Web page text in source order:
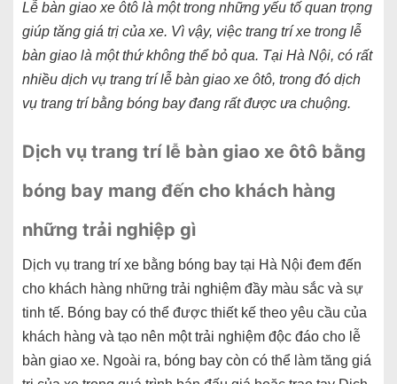
Lễ bàn giao xe ôtô là một trong những yếu tố quan trọng
giúp tăng giá trị của xe. Vì vậy, việc trang trí xe trong lễ
bàn giao là một thứ không thể bỏ qua. Tại Hà Nội, có rất
nhiều dịch vụ trang trí lễ bàn giao xe ôtô, trong đó dịch
vụ trang trí bằng bóng bay đang rất được ưa chuộng.
Dịch vụ trang trí lễ bàn giao xe ôtô bằng
bóng bay mang đến cho khách hàng
những trải nghiệp gì
Dịch vụ trang trí xe bằng bóng bay tại Hà Nội đem đến
cho khách hàng những trải nghiệm đầy màu sắc và sự
tinh tế. Bóng bay có thể được thiết kế theo yêu cầu của
khách hàng và tạo nên một trải nghiệm độc đáo cho lễ
bàn giao xe. Ngoài ra, bóng bay còn có thể làm tăng giá